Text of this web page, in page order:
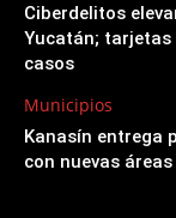
Ciberdelitos
Yucatán; tarjetas
casos
Municipios
Kanasín entrega
con nuevas